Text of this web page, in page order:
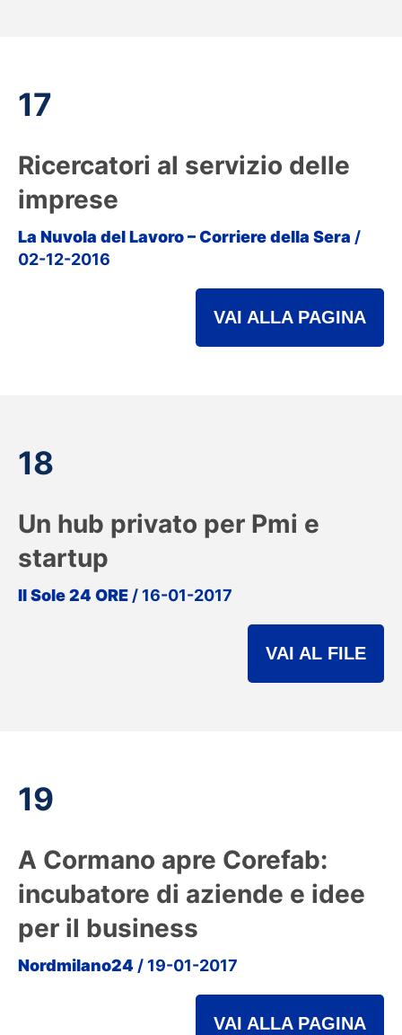
17
Ricercatori al servizio delle
imprese
La Nuvola del Lavoro – Corriere della Sera /
02-12-2016
VAI ALLA PAGINA
18
Un hub privato per Pmi e
startup
Il Sole 24 ORE / 16-01-2017
VAI AL FILE
19
A Cormano apre Corefab:
incubatore di aziende e idee
per il business
Nordmilano24 / 19-01-2017
VAI ALLA PAGINA